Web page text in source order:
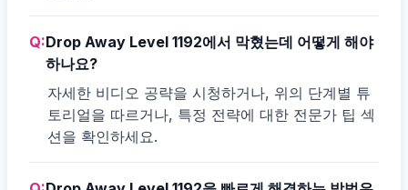
Q:Drop Away Level 1192에서 막혔는데 어떻게 해야
하나요?
자세한 비디오 공략을 시청하거나, 위의 단계별 튜
토리얼을 따르거나, 특정 전략에 대한 전문가 팁 섹
션을 확인하세요.